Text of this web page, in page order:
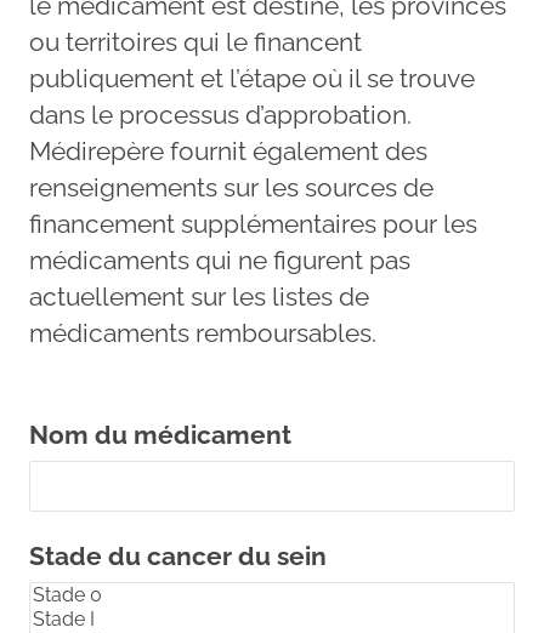
ou territoires qui le financent
publiquement et l’étape où il se trouve
dans le processus d’approbation.
Médirepère fournit également des
renseignements sur les sources de
financement supplémentaires pour les
médicaments qui ne figurent pas
actuellement sur les listes de
médicaments remboursables.
Nom du médicament
Stade du cancer du sein